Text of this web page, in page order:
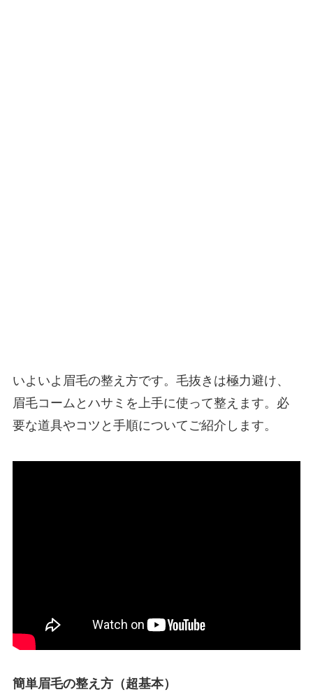
いよいよ眉毛の整え方です。毛抜きは極力避け、
眉毛コームとハサミを上手に使って整えます。必
要な道具やコツと手順についてご紹介します。
簡単眉毛の整え方（超基本）